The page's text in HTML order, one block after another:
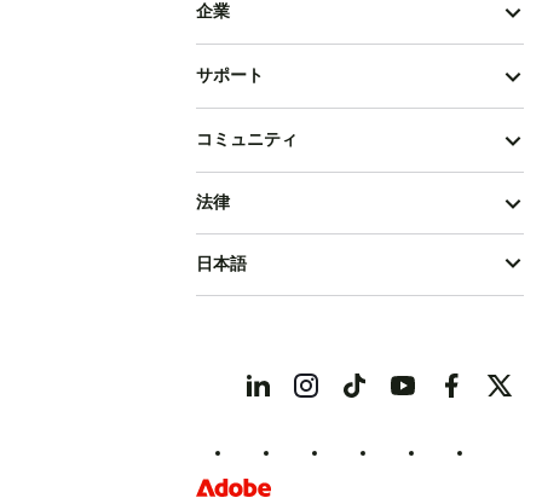
企業
サポート
コミュニティ
法律
日本語